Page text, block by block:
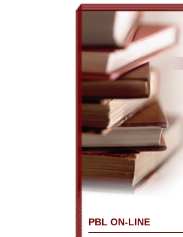
PBL ON-LINE